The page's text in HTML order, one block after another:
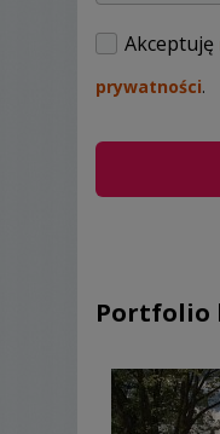
Akceptuję
prywatności.
Portfolio